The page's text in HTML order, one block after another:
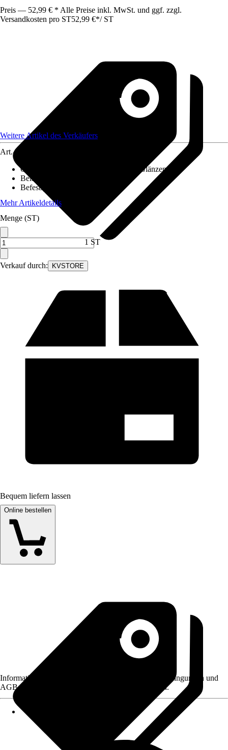
Preis — 52,99 € * Alle Preise inkl. MwSt. und ggf. zzgl.
Versandkosten pro ST52,99 €*/ ST
Verkauf durch: KVSTORE
Weitere Artikel des Verkäufers
Art.-Nr.
Oberfläche/Oberflächenbehandlung
Glänzend
Beiliegende Befestigung
Befestigungsmöglichkeit
Mehr Artikeldetails
Menge (ST)
1 ST
Bequem liefern lassen
Online bestellen
Informationen des Verkäufers, wie z. B. Rückgabebedingungen und
AGB, finden Sie bei Klick auf den Verkäufernamen.